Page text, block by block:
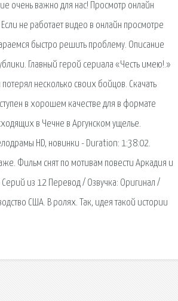
очень важно для нас! Просмотр онлайн
не работает видео в онлайн просмотре
быстро решить проблему. Описание
Главный герой сериала «Честь имею!.»
несколько своих бойцов. Скачать
в хорошем качестве для в формате
в Чечне в Аргунском ущелье.
HD, новинки - Duration: 1:38:02.
Фильм снят по мотивам повести Аркадия и
Серий из 12 Перевод / Озвучка: Оригинал /
США. В ролях. Так, идея такой истории